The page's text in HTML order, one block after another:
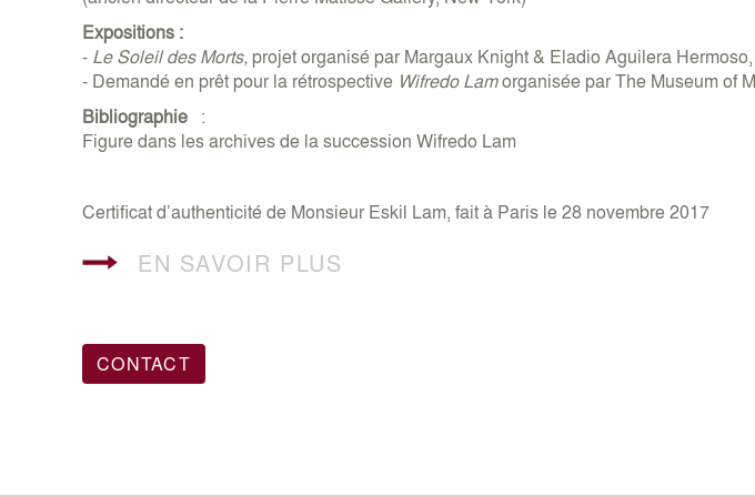
Expositions :
- Le Soleil des Morts, projet organisé par Margaux Knight & Eladio Aguilera
- Demandé en prêt pour la rétrospective Wifredo Lamorganisée par The Museum of
Bibliographie :
Figure dans les archives de la succession Wifredo Lam
Certificat d’authenticité de Monsieur Eskil Lam, fait à Paris le 28 novembre 2017
EN SAVOIR PLUS
CONTACT